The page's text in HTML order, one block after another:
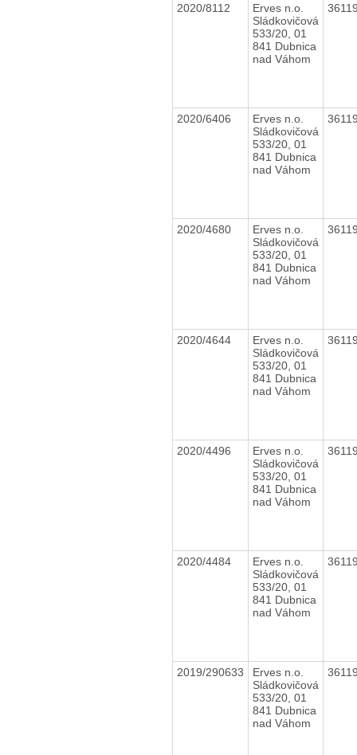
2020/8112
Erves n.o.
Sládkovičová
533/20, 01
841 Dubnica
nad Váhom
2020/6406
Erves n.o.
Sládkovičová
533/20, 01
841 Dubnica
nad Váhom
2020/4680
Erves n.o.
Sládkovičová
533/20, 01
841 Dubnica
nad Váhom
2020/4644
Erves n.o.
Sládkovičová
533/20, 01
841 Dubnica
nad Váhom
2020/4496
Erves n.o.
Sládkovičová
533/20, 01
841 Dubnica
nad Váhom
2020/4484
Erves n.o.
Sládkovičová
533/20, 01
841 Dubnica
nad Váhom
2019/290633
Erves n.o.
Sládkovičová
533/20, 01
841 Dubnica
nad Váhom